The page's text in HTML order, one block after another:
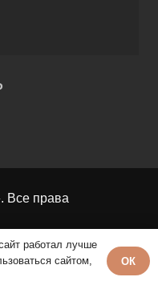
Все права
работал лучше
сайтом,
ОК